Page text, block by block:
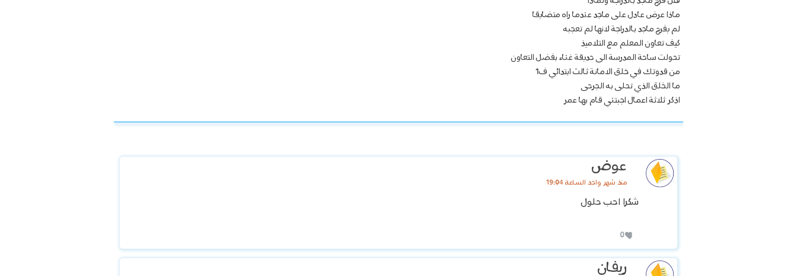
ماذا عرض عادل على ماجد عندما راه متضايقا
لم يفرح ماجد بالدراجة لانها لم تعجبه
كيف تعاون المعلم مع التلاميذ
تحولت ساحة المدرسة الى حديقة غناء بفضل التعاون
من قدوتك في خلق الامانة ثالث ابتدائي ف1
ما الخلق الذي تحلى به الجرحى
اذكر ثلاثة اعمال اجبتني قام بها عمر
عوض
منذ شهر واحد الساعة 19:04
شكرا احب حلول
0
ريفان